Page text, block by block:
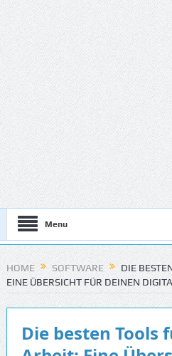
Menu
HOME SOFTWARE
DIE
EINE ÜBERSICHT FÜR DEINEN
Die besten Tools